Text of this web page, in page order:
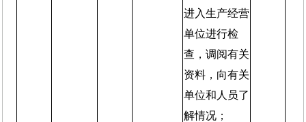
进入生产经营
单位进行检
查，调阅有关
资料，向有关
单位和人员了
解情况；